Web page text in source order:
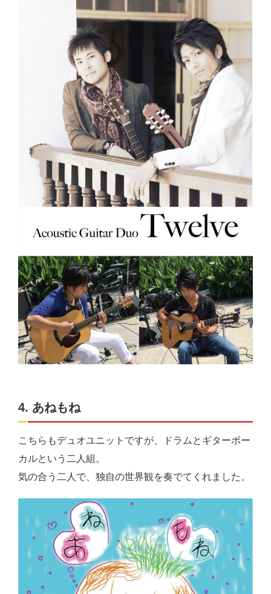
4. あねもね
こちらもデュオユニットですが、ドラムとギターボー
カルという二人組。
気の合う二人で、独自の世界観を奏でてくれました。